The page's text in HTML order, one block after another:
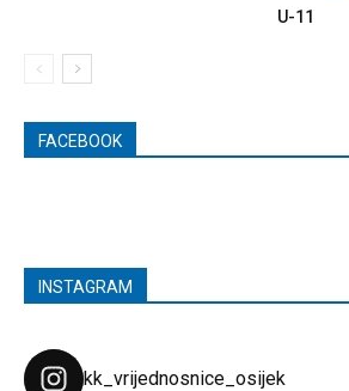
U-11
FACEBOOK
INSTAGRAM
kk_vrijednosnice_osijek